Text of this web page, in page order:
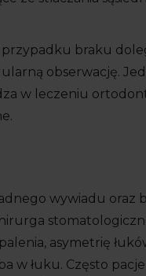
przypadku braku
obserwację.
w leczeniu
wywiadu oraz
asymetrię
w łuku. Często